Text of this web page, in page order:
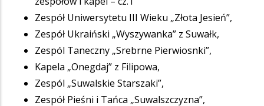
Zespół Uniwersytetu III Wieku „Złota Jesień”,
Zespół Ukraiński „Wyszywanka” z Suwałk,
Zespól Taneczny „Srebrne Pierwiosnki”,
Kapela „Onegdaj” z Filipowa,
Zespól „Suwalskie Starszaki”,
Zespół Pieśni i Tańca „Suwalszczyzna”,